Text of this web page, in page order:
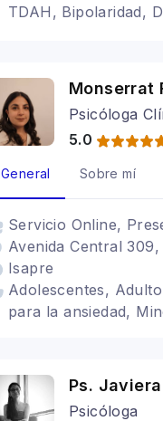
TDAH, Bipolaridad,
Monserrat
Psicóloga
5.0
General Sobre mí
Servicio Online,
Avenida Central
Isapre
Adolescentes,
para la ansiedad,
Ps.
Psicóloga